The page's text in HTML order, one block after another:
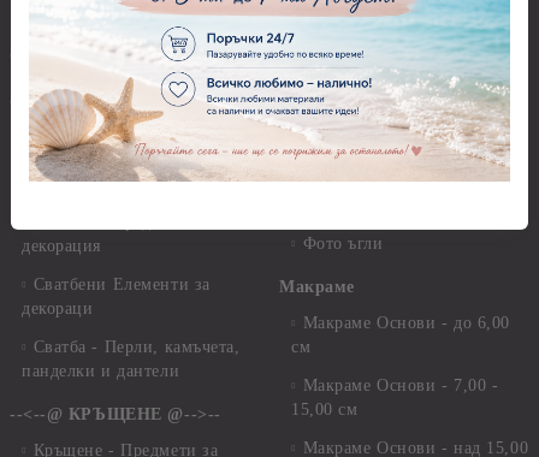
Бижута
OUTLET -50 % -60% -70%
@-->-- СВАТБА --<--@
Сватбени Декупажни
хартии, дизайнерски хартии,
картони
декорация
Сватбени Елементи за
декораци
Сватба - Перли, камъчета,
панделки и дантели
--<--@ КРЪЩЕНЕ @-->--
Кръщене - Предмети за
Лепящи ленти
3D Повдигащи квадратчета
и ленти
Магнити
Фото ъгли
Макраме
Макраме Основи - до 6,00
см
Макраме Основи - 7,00 -
15,00 см
Макраме Основи - над 15,00